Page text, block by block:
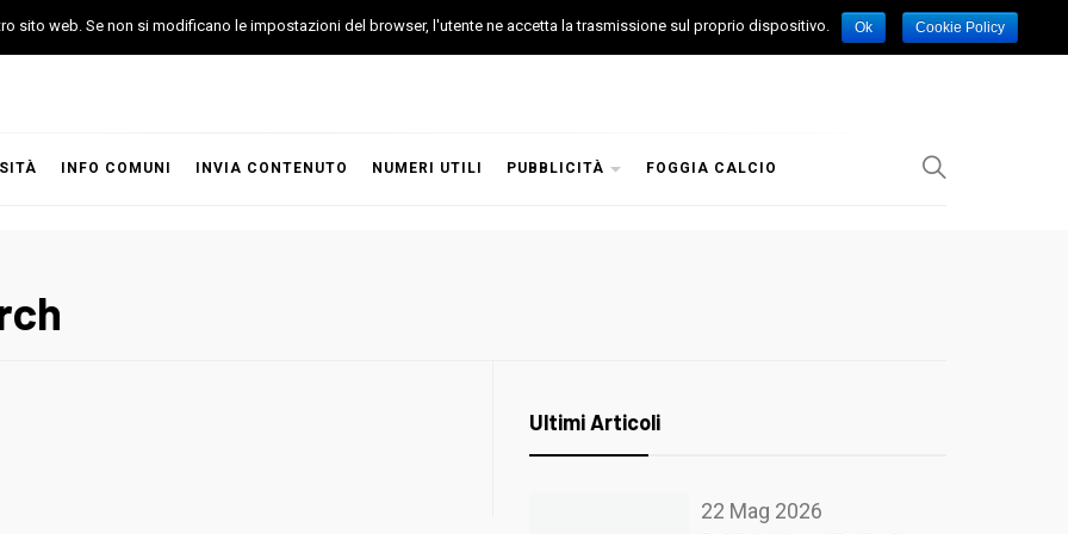
INFO COMUNI INVIA CONTENUTO NUMERI UTILI PUBBLICITÀ FOGGIA CALCIO
Ultimi Articoli
22 Mag 2026
sito web. Se non si modificano le impostazioni del browser, l'utente ne accetta la trasmissione sul proprio dispositivo. Ok Cookie Policy